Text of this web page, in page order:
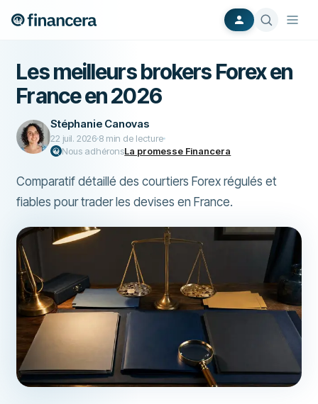
Les meilleurs brokers Forex en
France en 2026
Stéphanie Canovas
22 juil. 2026 8 min de lecture
Nous adhéronsLa promesse Financera
Comparatif détaillé des courtiers Forex régulés et
fiables pour trader les devises en France.